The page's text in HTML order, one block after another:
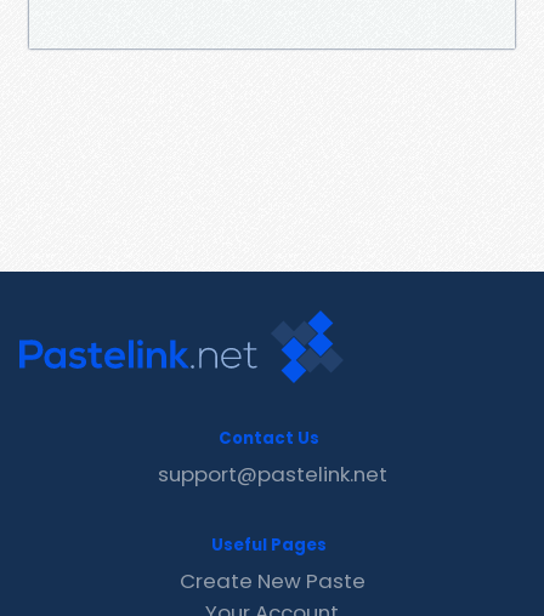
Contact Us
support@pastelink.net
Useful Pages
Create New Paste